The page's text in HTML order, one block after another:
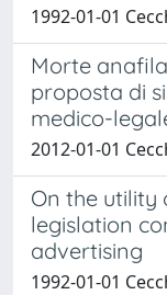
1992-01-01
Morte
proposta di
medico-
2012-01-01
On the utility
legislation
advertising
1992-01-01